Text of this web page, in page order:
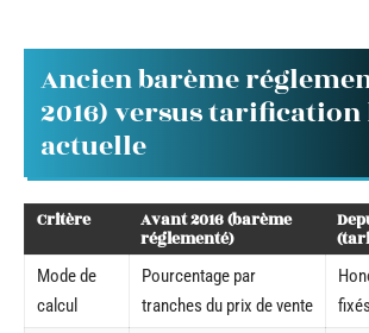
Ancien barème
2016) versus
actuelle
Critère
Avant 2016 (barème
réglementé)
Mode de
calcul
Pourcentage par
tranches du prix de vente